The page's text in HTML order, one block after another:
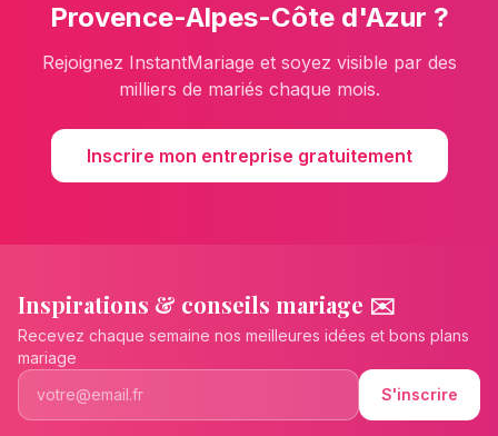
Provence-Alpes-Côte d'Azur ?
Rejoignez InstantMariage et soyez visible par des
milliers de mariés chaque mois.
Inscrire mon entreprise gratuitement
Inspirations & conseils mariage ✉️
Recevez chaque semaine nos meilleures idées et bons plans
mariage
S'inscrire